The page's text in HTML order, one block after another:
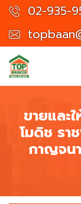
02-935-
ขายและ
โมดิช ร
กาญจน